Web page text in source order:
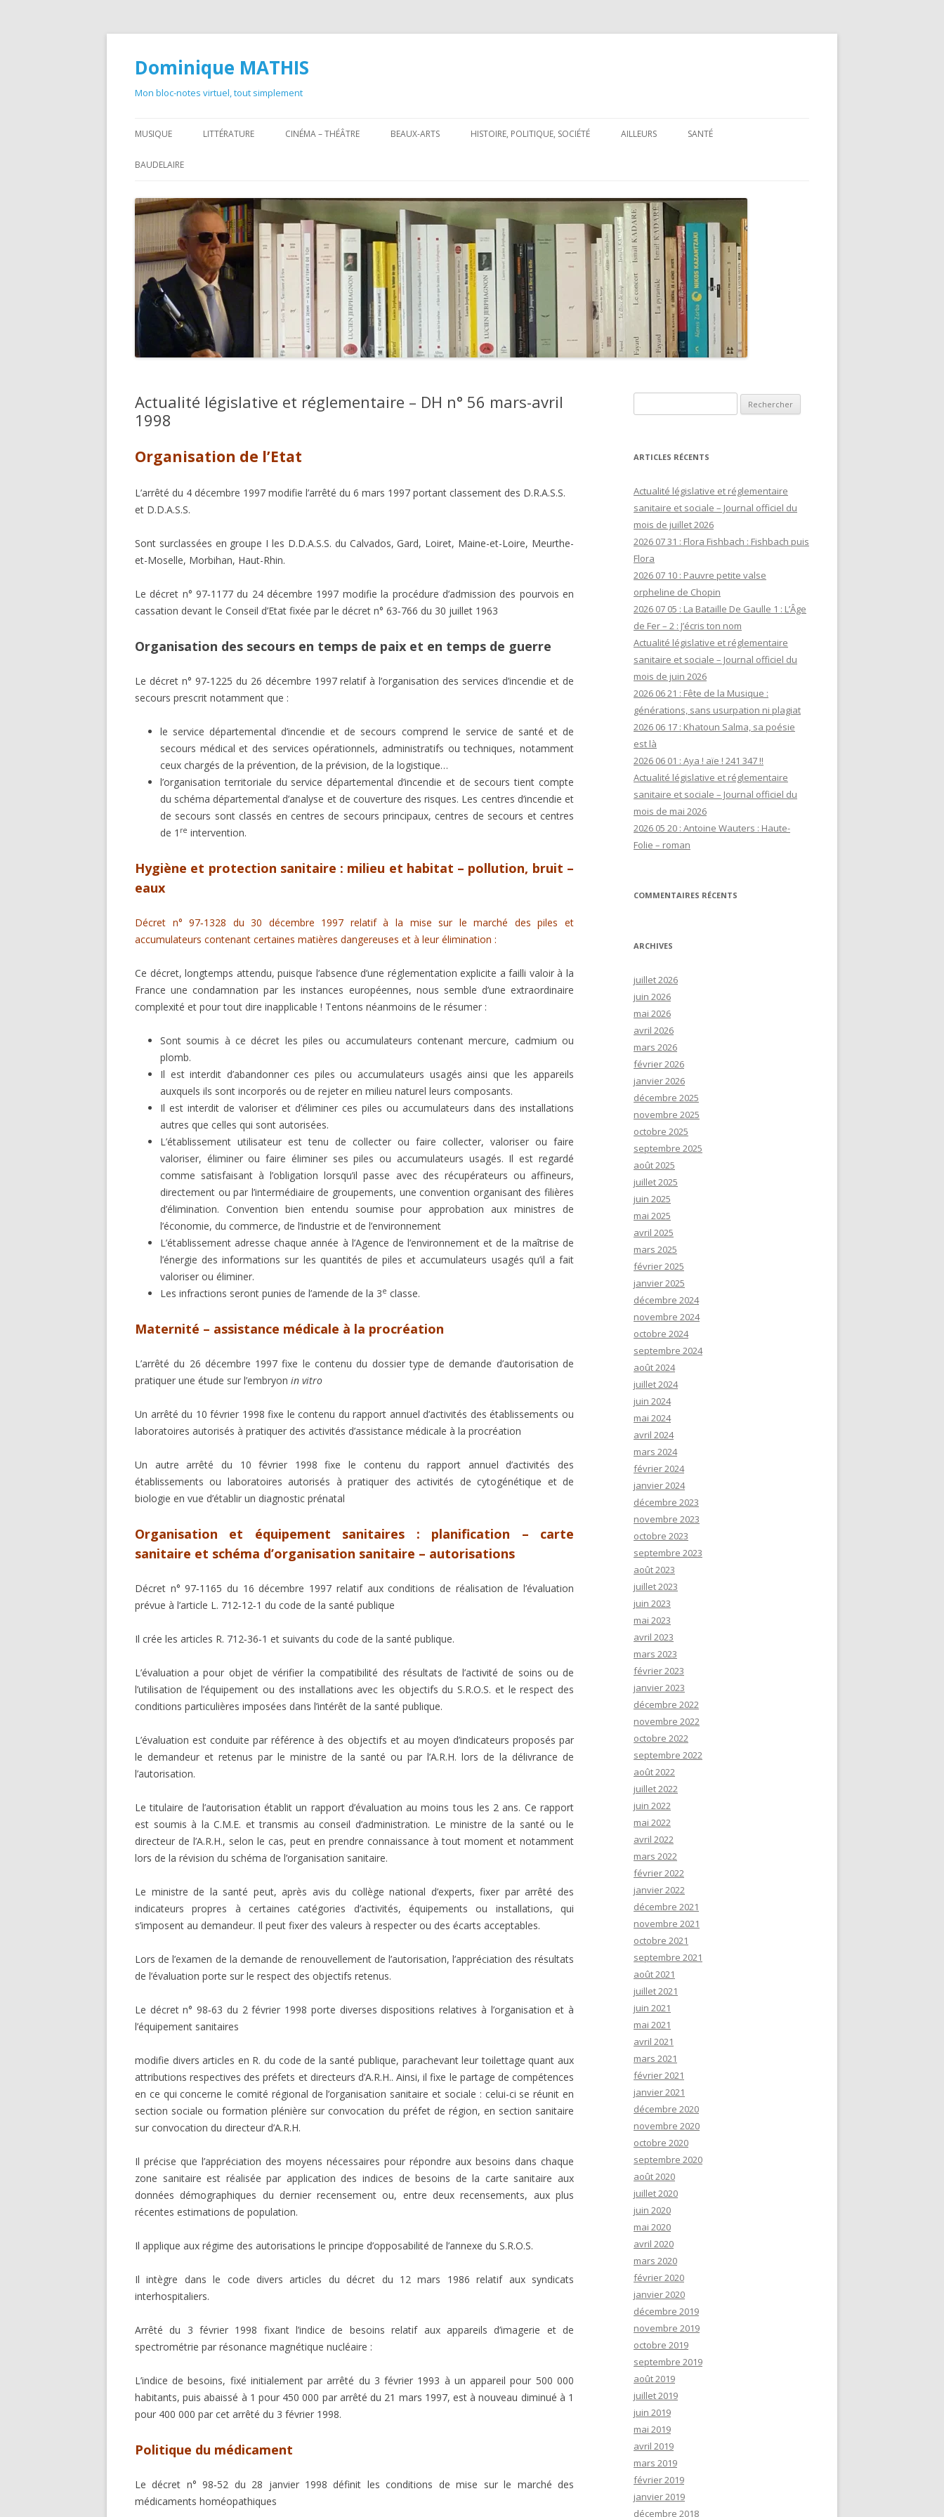
Dominique MATHIS
Mon bloc-notes virtuel, tout simplement
au
contenu
MUSIQUE LITTÉRATURE CINÉMA – THÉÂTRE BEAUX-ARTS HISTOIRE, POLITIQUE, SOCIÉTÉ AILLEURS SANTÉ
SANTÉ : RUBRIQUE LÉGISLATIVE &
RÉGLEMENTAIRE
MON PARCOURS
BAUDELAIRE
Actualité législative et réglementaire – DH n° 56 mars-avril
1998
Organisation de l’Etat
L’arrêté du 4 décembre 1997 modifie l’arrêté du 6 mars 1997 portant classement des D.R.A.S.S.
et D.D.A.S.S.
Sont surclassées en groupe I les D.D.A.S.S. du Calvados, Gard, Loiret, Maine-et-Loire, Meurthe-
et-Moselle, Morbihan, Haut-Rhin.
Le décret n° 97‑1177 du 24 décembre 1997 modifie la procédure d’admission des pourvois en
cassation devant le Conseil d’Etat fixée par le décret n° 63‑766 du 30 juillet 1963
Organisation des secours en temps de paix et en temps de guerre
Le décret n° 97‑1225 du 26 décembre 1997 relatif à l’organisation des services d’incendie et de
secours prescrit notamment que :
le service départemental d’incendie et de secours comprend le service de santé et de
secours médical et des services opérationnels, administratifs ou techniques, notamment
ceux chargés de la prévention, de la prévision, de la logistique…
l’organisation territoriale du service départemental d’incendie et de secours tient compte
du schéma départemental d’analyse et de couverture des risques. Les centres d’incendie et
de secours sont classés en centres de secours principaux, centres de secours et centres
de 1 re intervention.
Hygiène et protection sanitaire : milieu et habitat – pollution, bruit –
eaux
Décret n° 97‑1328 du 30 décembre 1997 relatif à la mise sur le marché des piles et
accumulateurs contenant certaines matières dangereuses et à leur élimination :
Ce décret, longtemps attendu, puisque l’absence d’une réglementation explicite a failli valoir à la
France une condamnation par les instances européennes, nous semble d’une extraordinaire
complexité et pour tout dire inapplicable ! Tentons néanmoins de le résumer :
Sont soumis à ce décret les piles ou accumulateurs contenant mercure, cadmium ou
plomb.
Il est interdit d’abandonner ces piles ou accumulateurs usagés ainsi que les appareils
auxquels ils sont incorporés ou de rejeter en milieu naturel leurs composants.
Il est interdit de valoriser et d’éliminer ces piles ou accumulateurs dans des installations
autres que celles qui sont autorisées.
L’établissement utilisateur est tenu de collecter ou faire collecter, valoriser ou faire
valoriser, éliminer ou faire éliminer ses piles ou accumulateurs usagés. Il est regardé
comme satisfaisant à l’obligation lorsqu’il passe avec des récupérateurs ou affineurs,
directement ou par l’intermédiaire de groupements, une convention organisant des filières
d’élimination. Convention bien entendu soumise pour approbation aux ministres de
l’économie, du commerce, de l’industrie et de l’environnement
L’établissement adresse chaque année à l’Agence de l’environnement et de la maîtrise de
l’énergie des informations sur les quantités de piles et accumulateurs usagés qu’il a fait
valoriser ou éliminer.
Les infractions seront punies de l’amende de la 3e classe.
Maternité – assistance médicale à la procréation
L’arrêté du 26 décembre 1997 fixe le contenu du dossier type de demande d’autorisation de
pratiquer une étude sur l’embryon in vitro
Un arrêté du 10 février 1998 fixe le contenu du rapport annuel d’activités des établissements ou
laboratoires autorisés à pratiquer des activités d’assistance médicale à la procréation
Un autre arrêté du 10 février 1998 fixe le contenu du rapport annuel d’activités des
établissements ou laboratoires autorisés à pratiquer des activités de cytogénétique et de
biologie en vue d’établir un diagnostic prénatal
Organisation et équipement sanitaires : planification – carte
sanitaire et schéma d’organisation sanitaire – autorisations
Décret n° 97‑1165 du 16 décembre 1997 relatif aux conditions de réalisation de l’évaluation
prévue à l’article L. 712‑12‑1 du code de la santé publique
Il crée les articles R. 712‑36‑1 et suivants du code de la santé publique.
L’évaluation a pour objet de vérifier la compatibilité des résultats de l’activité de soins ou de
l’utilisation de l’équipement ou des installations avec les objectifs du S.R.O.S. et le respect des
conditions particulières imposées dans l’intérêt de la santé publique.
L’évaluation est conduite par référence à des objectifs et au moyen d’indicateurs proposés par
le demandeur et retenus par le ministre de la santé ou par l’A.R.H. lors de la délivrance de
l’autorisation.
Le titulaire de l’autorisation établit un rapport d’évaluation au moins tous les 2 ans. Ce rapport
est soumis à la C.M.E. et transmis au conseil d’administration. Le ministre de la santé ou le
directeur de l’A.R.H., selon le cas, peut en prendre connaissance à tout moment et notamment
lors de la révision du schéma de l’organisation sanitaire.
Le ministre de la santé peut, après avis du collège national d’experts, fixer par arrêté des
indicateurs propres à certaines catégories d’activités, équipements ou installations, qui
s’imposent au demandeur. Il peut fixer des valeurs à respecter ou des écarts acceptables.
Lors de l’examen de la demande de renouvellement de l’autorisation, l’appréciation des résultats
de l’évaluation porte sur le respect des objectifs retenus.
Le décret n° 98‑63 du 2 février 1998 porte diverses dispositions relatives à l’organisation et à
l’équipement sanitaires
modifie divers articles en R. du code de la santé publique, parachevant leur toilettage quant aux
attributions respectives des préfets et directeurs d’A.R.H.. Ainsi, il fixe le partage de compétences
en ce qui concerne le comité régional de l’organisation sanitaire et sociale : celui-ci se réunit en
section sociale ou formation plénière sur convocation du préfet de région, en section sanitaire
sur convocation du directeur d’A.R.H.
Il précise que l’appréciation des moyens nécessaires pour répondre aux besoins dans chaque
zone sanitaire est réalisée par application des indices de besoins de la carte sanitaire aux
données démographiques du dernier recensement ou, entre deux recensements, aux plus
récentes estimations de population.
Il applique aux régime des autorisations le principe d’opposabilité de l’annexe du S.R.O.S.
Il intègre dans le code divers articles du décret du 12 mars 1986 relatif aux syndicats
interhospitaliers.
Arrêté du 3 février 1998 fixant l’indice de besoins relatif aux appareils d’imagerie et de
spectrométrie par résonance magnétique nucléaire :
L’indice de besoins, fixé initialement par arrêté du 3 février 1993 à un appareil pour 500 000
habitants, puis abaissé à 1 pour 450 000 par arrêté du 21 mars 1997, est à nouveau diminué à 1
pour 400 000 par cet arrêté du 3 février 1998.
Politique du médicament
Le décret n° 98‑52 du 28 janvier 1998 définit les conditions de mise sur le marché des
médicaments homéopathiques
ARTICLES RÉCENTS
Actualité législative et réglementaire
sanitaire et sociale – Journal officiel du
mois de juillet 2026
2026 07 31 : Flora Fishbach : Fishbach puis
Flora
2026 07 10 : Pauvre petite valse
orpheline de Chopin
2026 07 05 : La Bataille De Gaulle 1 : L’Âge
de Fer – 2 : J’écris ton nom
Actualité législative et réglementaire
sanitaire et sociale – Journal officiel du
mois de juin 2026
2026 06 21 : Fête de la Musique :
générations, sans usurpation ni plagiat
2026 06 17 : Khatoun Salma, sa poésie
est là
2026 06 01 : Aya ! aïe ! 241 347 !!
Actualité législative et réglementaire
sanitaire et sociale – Journal officiel du
mois de mai 2026
2026 05 20 : Antoine Wauters : Haute-
Folie – roman
COMMENTAIRES RÉCENTS
ARCHIVES
juillet 2026
juin 2026
mai 2026
avril 2026
mars 2026
février 2026
janvier 2026
décembre 2025
novembre 2025
octobre 2025
septembre 2025
août 2025
juillet 2025
juin 2025
mai 2025
avril 2025
mars 2025
février 2025
janvier 2025
décembre 2024
novembre 2024
octobre 2024
septembre 2024
août 2024
juillet 2024
juin 2024
mai 2024
avril 2024
mars 2024
février 2024
janvier 2024
décembre 2023
novembre 2023
octobre 2023
septembre 2023
août 2023
juillet 2023
juin 2023
mai 2023
avril 2023
mars 2023
février 2023
janvier 2023
décembre 2022
novembre 2022
octobre 2022
septembre 2022
août 2022
juillet 2022
juin 2022
mai 2022
avril 2022
mars 2022
février 2022
janvier 2022
décembre 2021
novembre 2021
octobre 2021
septembre 2021
août 2021
juillet 2021
juin 2021
mai 2021
avril 2021
mars 2021
février 2021
janvier 2021
décembre 2020
novembre 2020
octobre 2020
septembre 2020
août 2020
juillet 2020
juin 2020
mai 2020
avril 2020
mars 2020
février 2020
janvier 2020
décembre 2019
novembre 2019
octobre 2019
septembre 2019
août 2019
juillet 2019
juin 2019
mai 2019
avril 2019
mars 2019
février 2019
janvier 2019
décembre 2018